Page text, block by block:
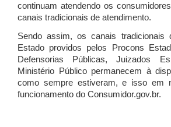
continuam atendendo os
canais tradicionais de atendimento.
Sendo assim, os canais tradicionais
Estado providos pelos Procons
Defensorias Públicas, Juizados
Ministério Público permanecem à
como sempre estiveram, e isso em
funcionamento do Consumidor.gov.br.